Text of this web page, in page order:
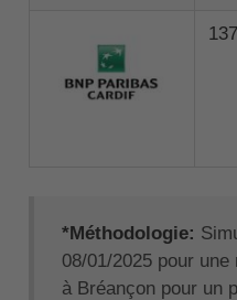
*Méthodologie:
08/01/2025 pour
à Bréançon pour un